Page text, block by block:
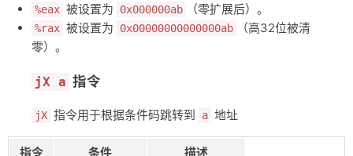
### 操作数类型
`$0x400, $-533`
#### 寄存器
- x86-64 有 16个寄存器
%eax 被设置为 0x000000ab （零扩展后）。
%rax 被设置为 0x00000000000000ab
（高32位被清
零）。
jX a 指令
jX 指令用于根据条件码跳转到 a 地址
指令 条件 描述